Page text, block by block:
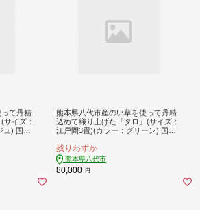
て丹精
イズ：
) 国産
リア
熊本県八代市産のい草を使って丹精
込めて織り上げた『タロ』(サイズ：
江戸間3畳)(カラー：グリーン) 国産
敷き物
残りわずか
熊本県八代市
80,000 円